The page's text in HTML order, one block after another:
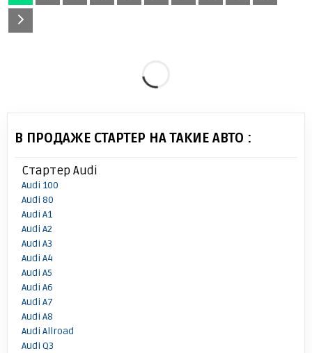
В ПРОДАЖЕ СТАРТЕР НА ТАКИЕ АВТО :
Стартер Audi
Audi 100
Audi 80
Audi A1
Audi A2
Audi A3
Audi A4
Audi A5
Audi A6
Audi A7
Audi A8
Audi Allroad
Audi Q3